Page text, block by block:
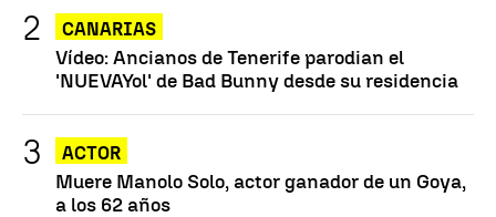
CANARIAS
Vídeo: Ancianos de Tenerife parodian el
'NUEVAYol' de Bad Bunny desde su residencia
ACTOR
Muere Manolo Solo, actor ganador de un Goya,
a los 62 años